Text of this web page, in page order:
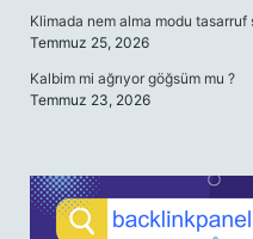
Klimada nem alma modu tasarruf
Temmuz 25, 2026
Kalbim mi ağrıyor göğsüm mu ?
Temmuz 23, 2026